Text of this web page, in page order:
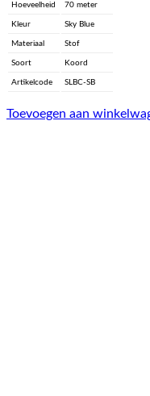
Hoeveelheid 70 meter
Kleur Sky Blue
Materiaal Stof
Soort Koord
Artikelcode SLBC-SB
Toevoegen aan